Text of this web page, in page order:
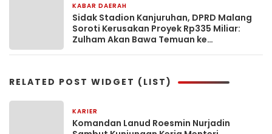
KABAR DAERAH
Sidak Stadion Kanjuruhan, DPRD Malang
Soroti Kerusakan Proyek Rp335 Miliar:
Zulham Akan Bawa Temuan ke
RELATED POST WIDGET (LIST)
KARIER
Komandan Lanud Roesmin Nurjadin